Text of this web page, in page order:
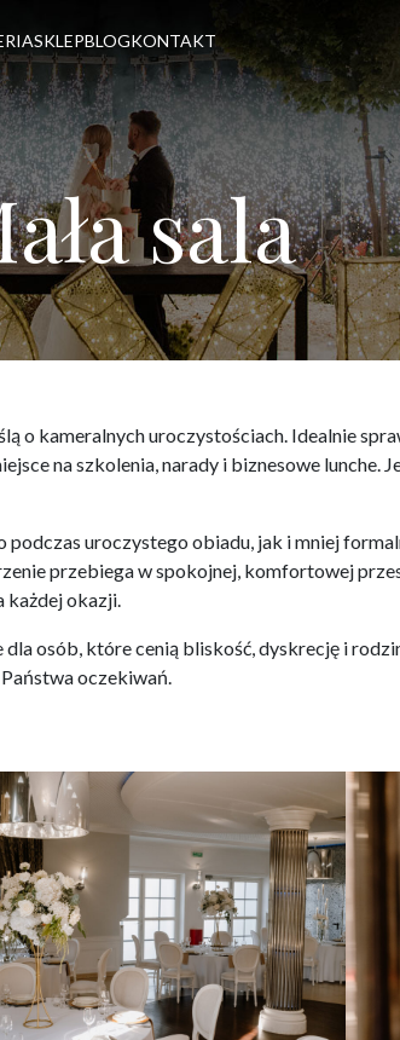
SKLEPBLOGKONTAKT
sala
o kameralnych uroczystościach. Idealnie
na szkolenia, narady i biznesowe lunche.
uroczystego obiadu, jak i mniej
przebiega w spokojnej, komfortowej
każdej okazji.
osób, które cenią bliskość, dyskrecję i
oczekiwań.